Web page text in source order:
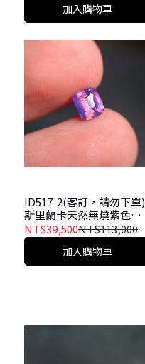
加入購物車
ID517-2(客訂，請勿下單)
斯里蘭卡天然無燒紫色藍
寶石 附國際證書1.06ct 非
常夢幻
NT$39,500NT$113,000
加入購物車